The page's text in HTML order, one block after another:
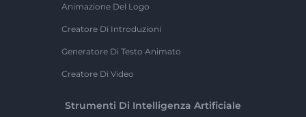
Animazione Del Logo
Creatore Di Introduzioni
Generatore Di Testo Animato
Creatore Di Video
Strumenti Di Intelligenza Artificiale